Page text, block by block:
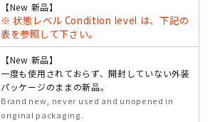
【New 新品】
※ 状態レベル Condition level は、下記の
表を参照して下さい。
【New 新品】
一度も使用されておらず、開封していない外装
パッケージのままの新品。
Brand new, never used and unopened in
original packaging.